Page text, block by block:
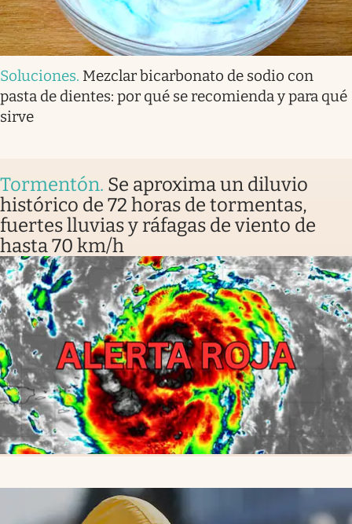
Soluciones. Mezclar bicarbonato de sodio con
pasta de dientes: por qué se recomienda y para qué
sirve
Tormentón. Se aproxima un diluvio
histórico de 72 horas de tormentas,
fuertes lluvias y ráfagas de viento de
hasta 70 km/h